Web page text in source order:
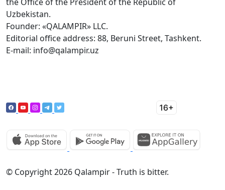
Uzbekistan.
Founder: «QALAMPIR» LLC.
Editorial office address: 88, Beruni Street, Tashkent.
E-mail: info@qalampir.uz
© Copyright 2026 Qalampir - Truth is bitter.